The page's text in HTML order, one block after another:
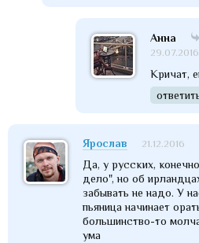
Анна
29.07.2016
Кричат,
Ярослав 21.12.2016
Да, у русских,
дело", но об
забывать не надо. У
пьяница начинает
большинство-то
ума